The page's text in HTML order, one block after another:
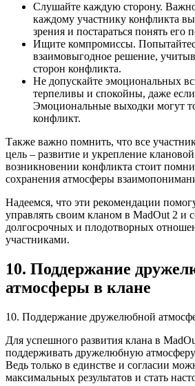
Слушайте каждую сторону.
каждому участнику конфликта
зрения и постараться понять его
Ищите компромиссы.
взаимовыгодное решение,
сторон конфликта.
Не допускайте эмоциональных
терпеливы и спокойны, даже если
Эмоциональные выходки могут
конфликт.
Также важно помнить, что все
цель – развитие и укрепление
возникновении конфликта стоит
сохранения атмосферы
Надеемся, что эти рекомендации
управлять своим кланом в MadOut 2 и
долгосрочных и плодотворных
участниками.
10. Поддержание
атмосферы в клане
10. Поддержание дружелюбной
Для успешного развития клана в
поддерживать дружелюбную
Ведь только в единстве и согласии
максимальных результатов и стать